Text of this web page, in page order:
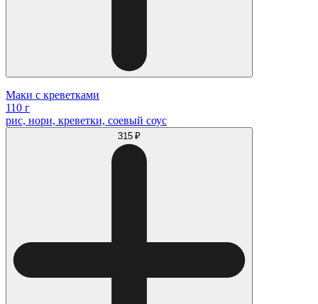
Маки с креветками
110 г
рис, нори, креветки, соевый соус
315 ₽